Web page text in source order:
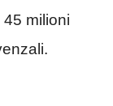
milioni